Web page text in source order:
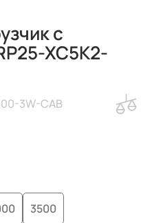
с
XC5K2-
3W-CAB
3500